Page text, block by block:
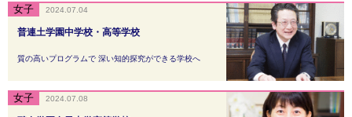
普連土学園中学校・高等学校
質の高いプログラムで 深い知的探究ができる学校へ
2024.07.04
2024.07.08